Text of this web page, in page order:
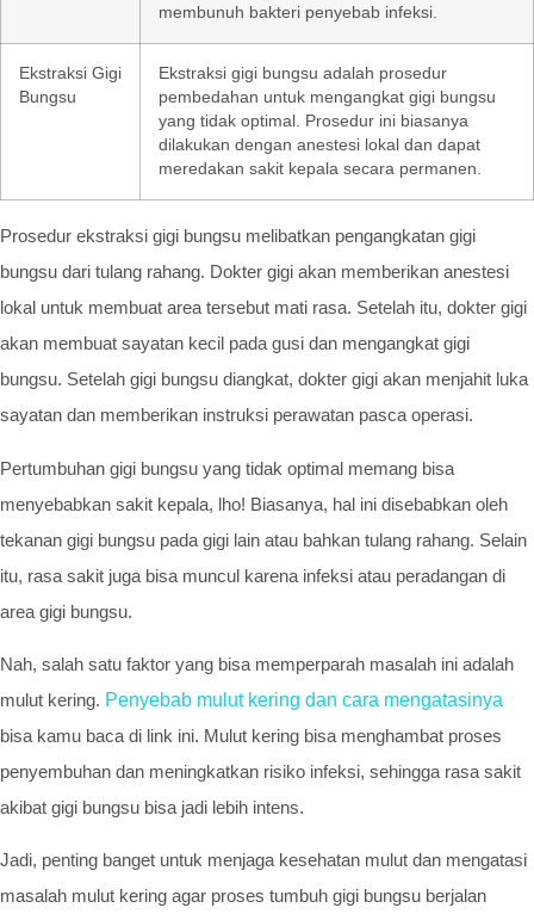
membunuh bakteri penyebab infeksi.
Ekstraksi Gigi
Bungsu
Ekstraksi gigi bungsu adalah prosedur
pembedahan untuk mengangkat gigi bungsu
yang tidak optimal. Prosedur ini biasanya
dilakukan dengan anestesi lokal dan dapat
meredakan sakit kepala secara permanen.
Prosedur ekstraksi gigi bungsu melibatkan pengangkatan gigi
bungsu dari tulang rahang. Dokter gigi akan memberikan anestesi
lokal untuk membuat area tersebut mati rasa. Setelah itu, dokter gigi
akan membuat sayatan kecil pada gusi dan mengangkat gigi
bungsu. Setelah gigi bungsu diangkat, dokter gigi akan menjahit luka
sayatan dan memberikan instruksi perawatan pasca operasi.
Pertumbuhan gigi bungsu yang tidak optimal memang bisa
menyebabkan sakit kepala, lho! Biasanya, hal ini disebabkan oleh
tekanan gigi bungsu pada gigi lain atau bahkan tulang rahang. Selain
itu, rasa sakit juga bisa muncul karena infeksi atau peradangan di
area gigi bungsu.
Nah, salah satu faktor yang bisa memperparah masalah ini adalah
mulut kering. Penyebab mulut kering dan cara mengatasinya
bisa kamu baca di link ini. Mulut kering bisa menghambat proses
penyembuhan dan meningkatkan risiko infeksi, sehingga rasa sakit
akibat gigi bungsu bisa jadi lebih intens.
Jadi, penting banget untuk menjaga kesehatan mulut dan mengatasi
masalah mulut kering agar proses tumbuh gigi bungsu berjalan